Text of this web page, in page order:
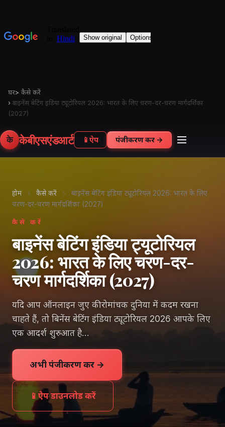
घर> कैसे करें
› बाइनेंस बेटिंग इंडिया ट्यूटोरियल 2026: भारत के लिए चरण-दर-चरण मार्गदर्शिका
(2027)
के केबीएसएंडआर्ट 📱 ऐप पंजीकरण करें →
होम › कैसे करें ›
बाइनेंस बेटिंग इंडिया ट्यूटोरियल 2026: भारत के लिए
चरण-दर-चरण मार्गदर्शिका (2027)
कैसे करें
बाइनेंस बेटिंग इंडिया ट्यूटोरियल
2026: भारत के लिए चरण-दर-
चरण मार्गदर्शिका (2027)
यदि आप ऑनलाइन जुए की रोमांचक दुनिया में कदम रखना
चाहते हैं, तो बिनेंस बेटिंग इंडिया ट्यूटोरियल 2026 आपके लिए
एक आदर्श शुरुआत है…
अभी पंजीकरण करें →
📱 ऐप डाउनलोड करें